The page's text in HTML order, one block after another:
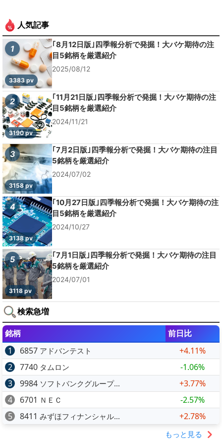
人気記事
1
3383 pv
｢8月12日版｣四季報分析で発掘！大バケ期待の注
目5銘柄を厳選紹介
2025/08/12
2
3190 pv
｢11月21日版｣四季報分析で発掘！大バケ期待の注
目5銘柄を厳選紹介
2024/11/21
3
3158 pv
｢7月2日版｣四季報分析で発掘！大バケ期待の注目
5銘柄を厳選紹介
2024/07/02
4
3138 pv
｢10月27日版｣四季報分析で発掘！大バケ期待の注
目5銘柄を厳選紹介
2024/10/27
5
3118 pv
｢7月1日版｣四季報分析で発掘！大バケ期待の注目
5銘柄を厳選紹介
2024/07/01
検索急増
銘柄
前日比
1
6857 アドバンテスト
+4.11%
2
7740 タムロン
-1.06%
3
9984 ソフトバンクグループ...
+3.77%
4
6701 ＮＥＣ
-2.57%
5
8411 みずほフィナンシャル... +2.78%
もっと見る